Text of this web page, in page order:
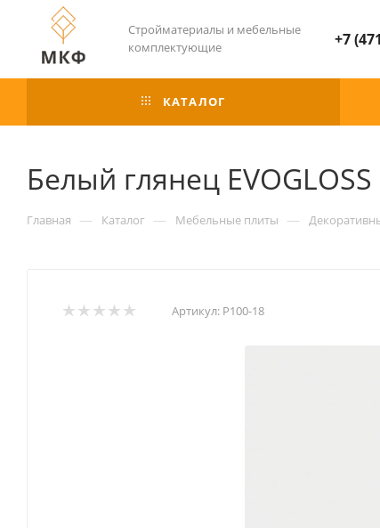
Стройматериалы и мебельные
комплектующие
+7
КАТАЛОГ
Белый глянец
Главная — Каталог — Мебельные плиты —
Артикул: Р100-18